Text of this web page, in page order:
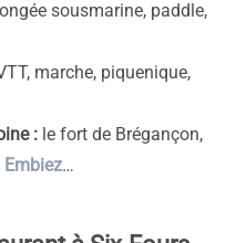
sousmarine, paddle,
marche, piquenique,
: le fort de Brégançon,
Embiez…